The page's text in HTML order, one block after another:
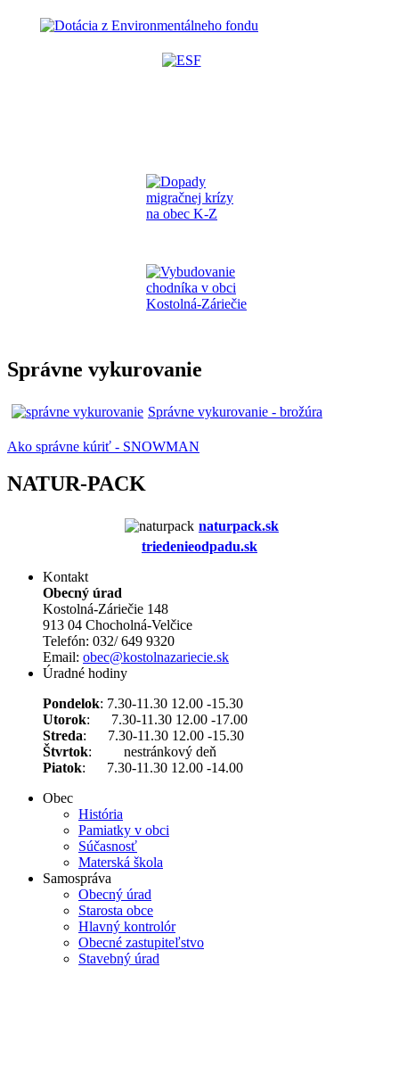
Správne vykurovanie
Správne vykurovanie - brožúra
Ako správne kúriť - SNOWMAN
NATUR-PACK
naturpack.sk
triedenieodpadu.sk
Kontakt
Obecný úrad
Kostolná-Záriečie 148
913 04 Chocholná-Velčice
Telefón: 032/ 649 9320
Email: obec@kostolnazariecie.sk
Úradné hodiny
Pondelok: 7.30-11.30 12.00 -15.30
Utorok: 7.30-11.30 12.00 -17.00
Streda: 7.30-11.30 12.00 -15.30
Štvrtok: nestránkový deň
Piatok: 7.30-11.30 12.00 -14.00
Obec
História
Pamiatky v obci
Súčasnosť
Materská škola
Samospráva
Obecný úrad
Starosta obce
Hlavný kontrolór
Obecné zastupiteľstvo
Stavebný úrad